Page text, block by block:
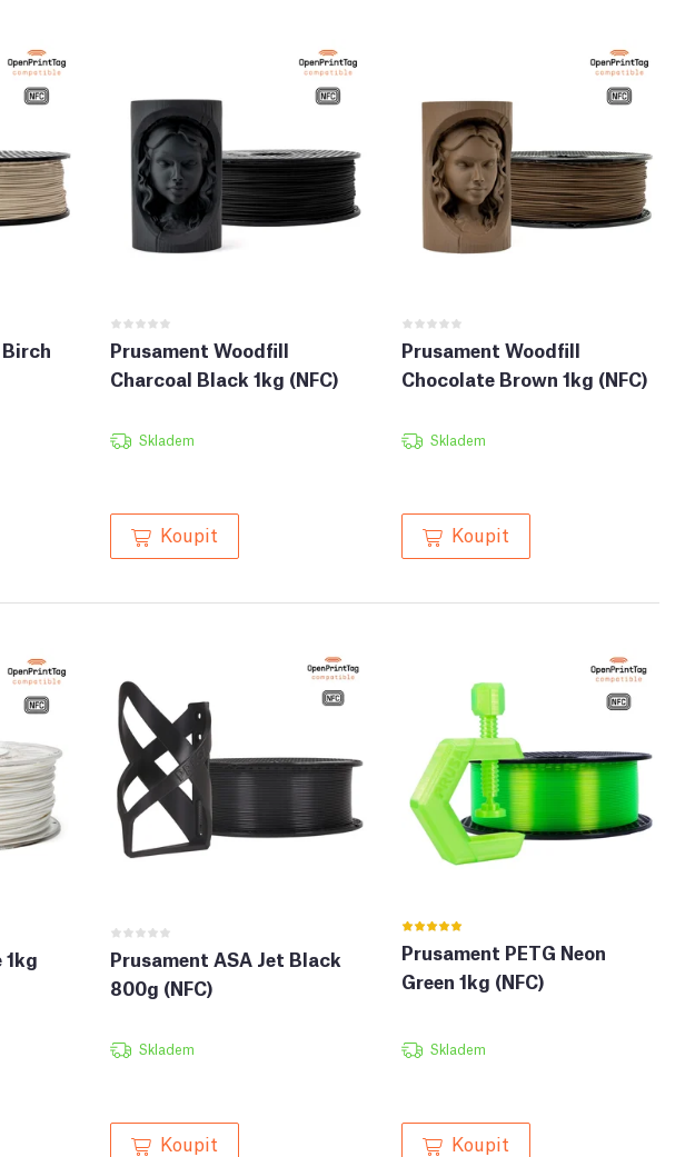
Prusament Woodfill
Charcoal Black 1kg (NFC)
Skladem
Koupit
Prusament Woodfill
Chocolate Brown 1kg (NFC)
Skladem
Koupit
1kg
Prusament ASA Jet Black
800g (NFC)
Skladem
Koupit
Prusament PETG Neon
Green 1kg (NFC)
Skladem
Koupit